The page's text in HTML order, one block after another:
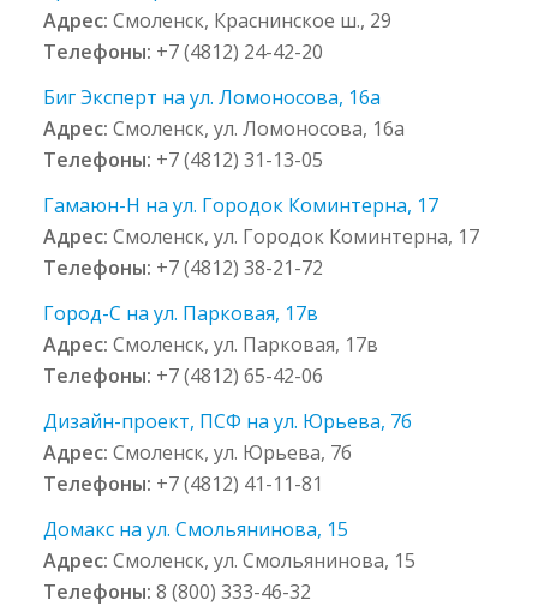
Адрес:Смоленск, Краснинское ш., 29
Телефоны: +7 (4812) 24-42-20
Биг Эксперт на ул. Ломоносова, 16а
Адрес:Смоленск, ул. Ломоносова, 16а
Телефоны: +7 (4812) 31-13-05
Гамаюн-Н на ул. Городок Коминтерна, 17
Адрес:Смоленск, ул. Городок Коминтерна, 17
Телефоны: +7 (4812) 38-21-72
Город-С на ул. Парковая, 17в
Адрес:Смоленск, ул. Парковая, 17в
Телефоны: +7 (4812) 65-42-06
Дизайн-проект, ПСФ на ул. Юрьева, 7б
Адрес:Смоленск, ул. Юрьева, 7б
Телефоны: +7 (4812) 41-11-81
Домакс на ул. Смольянинова, 15
Адрес:Смоленск, ул. Смольянинова, 15
Телефоны:8 (800) 333-46-32